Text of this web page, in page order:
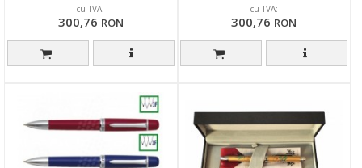
cu TVA:
300,76 RON
cu TVA:
300,76 RON